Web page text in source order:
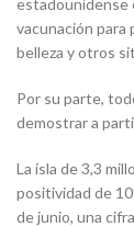
estadounidense
vacunación para
belleza y otros
Por su parte,
demostrar a
La isla de 3,3
positividad de
de junio, una